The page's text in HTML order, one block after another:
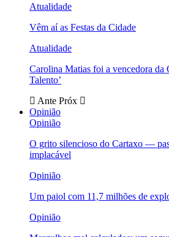
Atualidade
Vêm aí as Festas da Cidade
Atualidade
Carolina Matias foi a vencedora da
Talento’
Ante Próx
Opinião
Opinião
O grito silencioso do Cartaxo —
implacável
Opinião
Um paiol com 11,7 milhões de
Opinião